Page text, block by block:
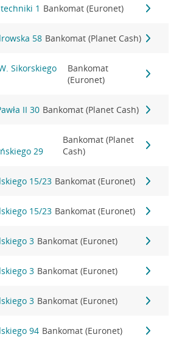
1 Bankomat (Euronet)
58 Bankomat (Planet Cash)
Sikorskiego
Bankomat
(Euronet)
II 30 Bankomat (Planet Cash)
29
Bankomat (Planet
Cash)
15/23 Bankomat (Euronet)
15/23 Bankomat (Euronet)
3 Bankomat (Euronet)
3 Bankomat (Euronet)
3 Bankomat (Euronet)
94 Bankomat (Euronet)